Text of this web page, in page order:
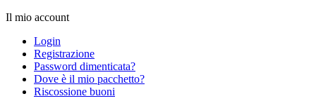
Il mio account
Login
Registrazione
Password dimenticata?
Dove è il mio pacchetto?
Riscossione buoni